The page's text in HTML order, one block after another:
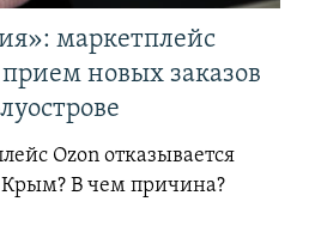
маркетплейс
новых заказов
Ozon отказывается
Крым? В чем причина?